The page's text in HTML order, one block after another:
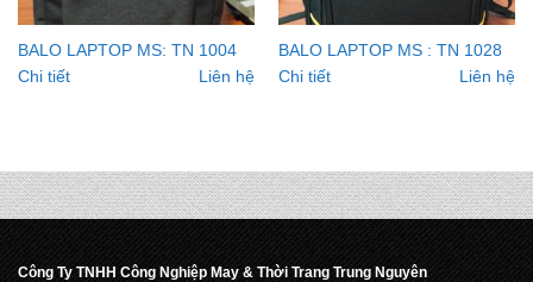
BALO LAPTOP MS: TN 1004
Chi tiết
Liên hệ
BALO LAPTOP MS : TN 1028
Chi tiết
Liên hệ
Công Ty TNHH Công Nghiệp May & Thời Trang Trung Nguyên